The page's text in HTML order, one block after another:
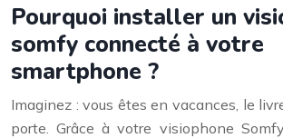
Pourquoi installer un
somfy connecté à votre
smartphone ?
Imaginez : vous êtes en vacances, le
porte. Grâce à votre visiophone